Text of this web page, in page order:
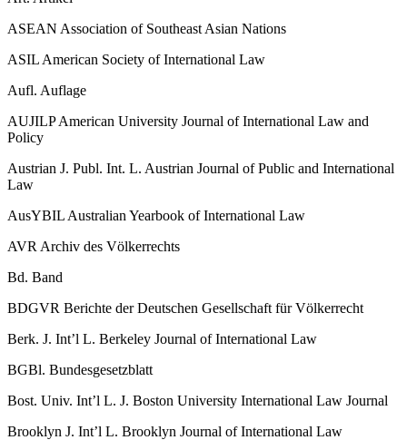
ASEAN Association of Southeast Asian Nations
ASIL American Society of International Law
Aufl. Auflage
AUJILPAmerican University Journal of International Law and
Policy
Austrian J. Publ. Int. L. Austrian Journal of Public and International
Law
AusYBIL Australian Yearbook of International Law
AVR Archiv des Völkerrechts
Bd. Band
BDGVR Berichte der Deutschen Gesellschaft für Völkerrecht
Berk. J. Int’l L. Berkeley Journal of International Law
BGBl. Bundesgesetzblatt
Bost. Univ. Int’l L. J. Boston University International Law Journal
Brooklyn J. Int’l L. Brooklyn Journal of International Law